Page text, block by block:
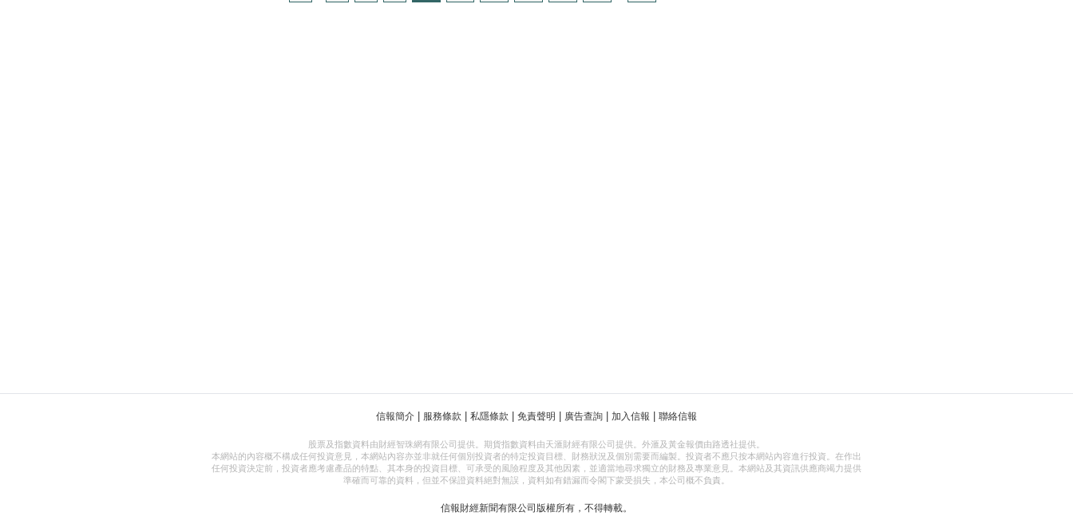
信報簡介 服務條款 私隱條款 免責聲明 廣告查詢 加入信報 聯絡信報
股票及指數資料由財經智珠網有限公司提供。期貨指數資料由天滙財經有限公司提供。外滙及黃金報價由路透社提供。
本網站的內容概不構成任何投資意見，本網站內容亦並非就任何個別投資者的特定投資目標、財務狀況及個別需要而編製。投資者不應只按本網站內容進行投資。在作出
任何投資決定前，投資者應考慮產品的特點、其本身的投資目標、可承受的風險程度及其他因素，並適當地尋求獨立的財務及專業意見。本網站及其資訊供應商竭力提供
準確而可靠的資料，但並不保證資料絕對無誤，資料如有錯漏而令閣下蒙受損失，本公司概不負責。
信報財經新聞有限公司版權所有，不得轉載。